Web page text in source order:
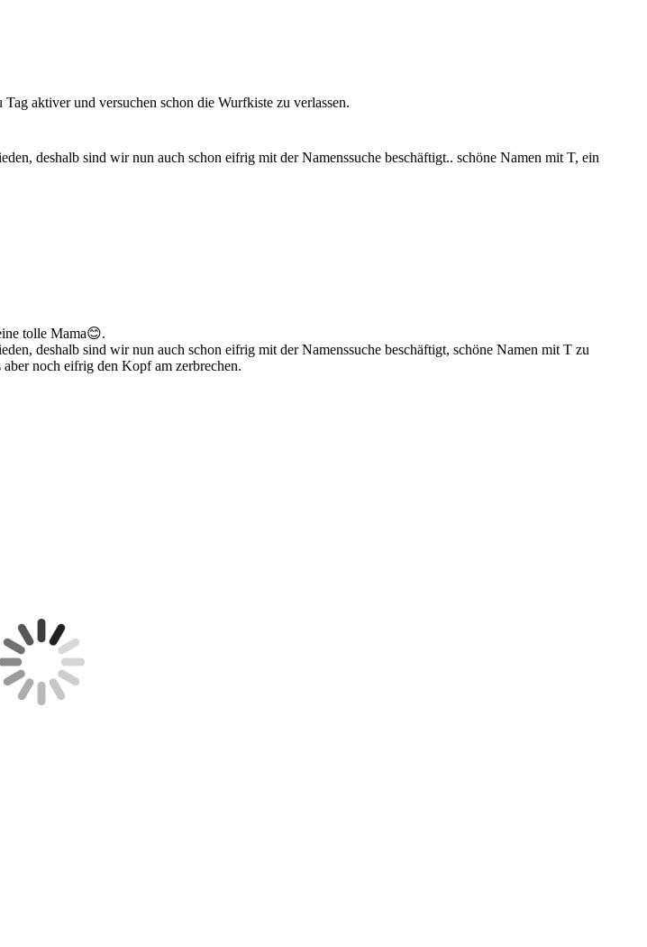
aktiver und versuchen schon die Wurfkiste zu verlassen.
deshalb sind wir nun auch schon eifrig mit der Namenssuche beschäftigt.. schöne Namen mit T, ein
tolle Mama😊.
deshalb sind wir nun auch schon eifrig mit der Namenssuche beschäftigt, schöne Namen mit T zu
noch eifrig den Kopf am zerbrechen.